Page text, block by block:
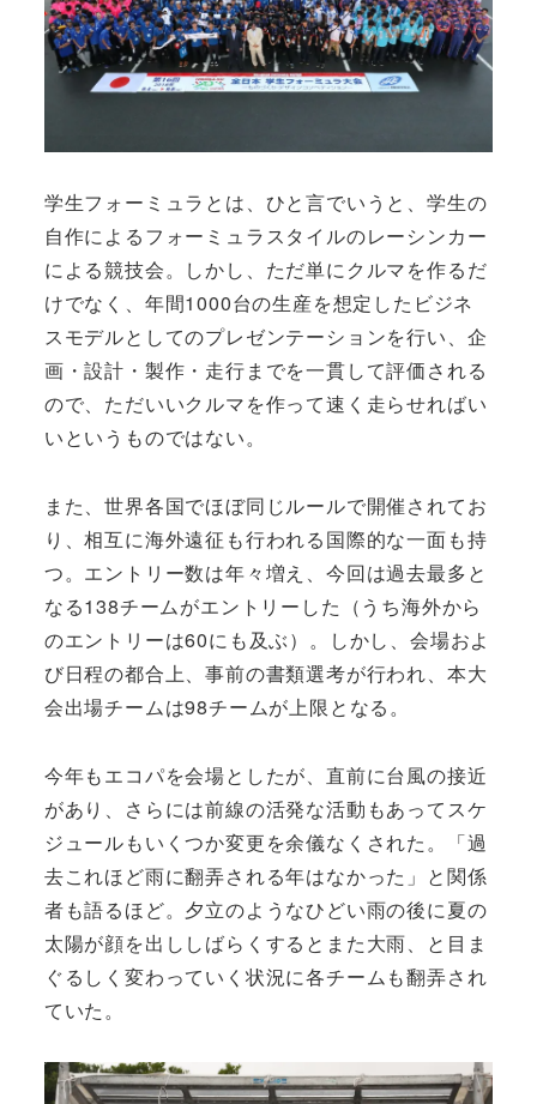
学生フォーミュラとは、ひと言でいうと、学生の
自作によるフォーミュラスタイルのレーシンカー
による競技会。しかし、ただ単にクルマを作るだ
けでなく、年間1000台の生産を想定したビジネ
スモデルとしてのプレゼンテーションを行い、企
画・設計・製作・走行までを一貫して評価される
ので、ただいいクルマを作って速く走らせればい
いというものではない。
また、世界各国でほぼ同じルールで開催されてお
り、相互に海外遠征も行われる国際的な一面も持
つ。エントリー数は年々増え、今回は過去最多と
なる138チームがエントリーした（うち海外から
のエントリーは60にも及ぶ）。しかし、会場およ
び日程の都合上、事前の書類選考が行われ、本大
会出場チームは98チームが上限となる。
今年もエコパを会場としたが、直前に台風の接近
があり、さらには前線の活発な活動もあってスケ
ジュールもいくつか変更を余儀なくされた。「過
去これほど雨に翻弄される年はなかった」と関係
者も語るほど。夕立のようなひどい雨の後に夏の
太陽が顔を出ししばらくするとまた大雨、と目ま
ぐるしく変わっていく状況に各チームも翻弄され
ていた。